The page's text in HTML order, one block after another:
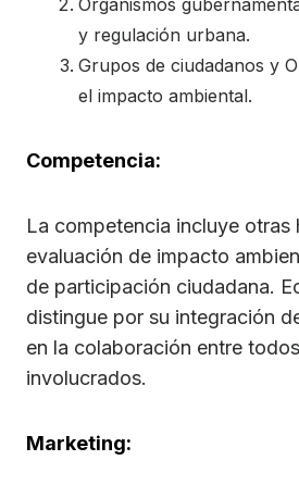
y regulación urbana.
Grupos de ciudadanos y
el impacto ambiental.
Competencia:
La competencia incluye otras
evaluación de impacto
de participación ciudadana.
distingue por su integración
en la colaboración entre
involucrados.
Marketing: